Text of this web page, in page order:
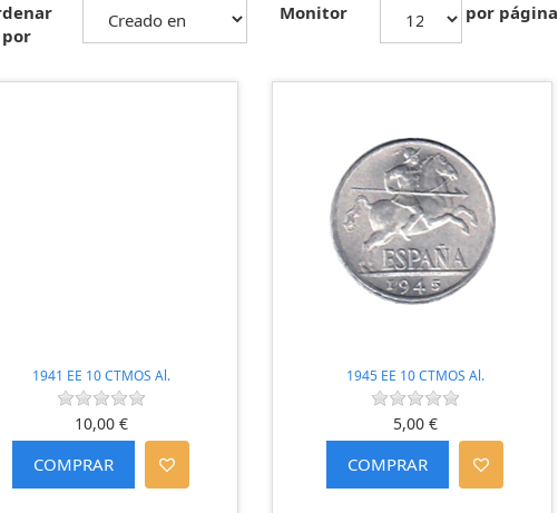
por
Monitor por página
1941 EE 10 CTMOS Al.
10,00 €
1945 EE 10 CTMOS Al.
5,00 €